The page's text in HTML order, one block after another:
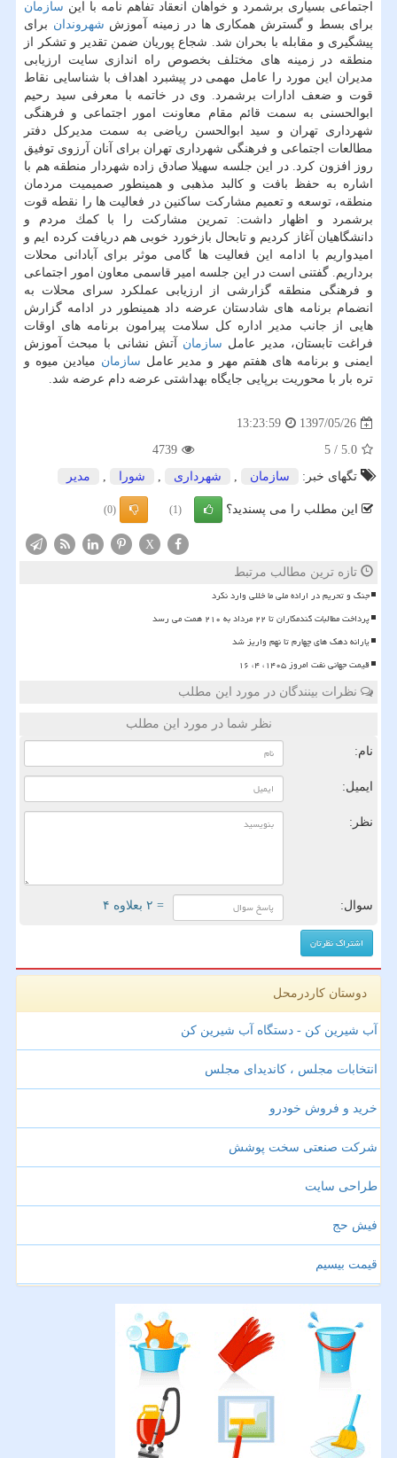
اجتماعی بسیاری برشمرد و خواهان انعقاد تفاهم نامه با این سازمان
برای بسط و گسترش همكاری ها در زمینه آموزش شهروندان برای
پیشگیری و مقابله با بحران شد. شجاع پوریان ضمن تقدیر و تشكر از
منطقه در زمینه های مختلف بخصوص راه اندازی سایت ارزیابی
مدیران این مورد را عامل مهمی در پیشبرد اهداف با شناسایی نقاط
قوت و ضعف ادارات برشمرد. وی در خاتمه با معرفی سید رحیم
ابوالحسنی به سمت قائم مقام معاونت امور اجتماعی و فرهنگی
شهرداری تهران و سید ابوالحسن ریاضی به سمت مدیركل دفتر
مطالعات اجتماعی و فرهنگی شهرداری تهران برای آنان آرزوی توفیق
روز افزون كرد. در این جلسه سهیلا صادق زاده شهردار منطقه هم با
اشاره به حفظ بافت و كالبد مذهبی و همینطور صمیمیت مردمان
منطقه، توسعه و تعمیم مشاركت ساكنین در فعالیت ها را نقطه قوت
برشمرد و اظهار داشت: تمرین مشاركت را با كمك مردم و
دانشگاهیان آغاز كردیم و تابحال بازخورد خوبی هم دریافت كرده ایم و
امیدواریم با ادامه این فعالیت ها گامی موثر برای آبادانی محلات
برداریم. گفتنی است در این جلسه امیر قاسمی معاون امور اجتماعی
و فرهنگی منطقه گزارشی از ارزیابی عملكرد سرای محلات به
انضمام برنامه های شادستان عرضه داد همینطور در ادامه گزارش
هایی از جانب مدیر اداره كل سلامت پیرامون برنامه های اوقات
فراغت تابستان، مدیر عامل سازمان آتش نشانی با مبحث آموزش
ایمنی و برنامه های هفتم مهر و مدیر عامل سازمان میادین میوه و
تره بار با محوریت برپایی جایگاه بهداشتی عرضه دام عرضه شد.
1397/05/26
13:23:59
5.0
/
5
4739
تگهای خبر:
سازمان , شهرداری , شورا , مدیر
این مطلب را می پسندید؟ (1)
(0)
X
تازه ترین مطالب مرتبط
جنگ و تحریم در اراده ملی ما خللی وارد نکرد
پرداخت مطالبات گندمکاران تا ۲۲ مرداد به ۲۱۰ همت می رسد
یارانه دهک های چهارم تا نهم واریز شد
قیمت جهانی نفت امروز ۱۴۰۵، ۴، ۱۶
نظرات بینندگان در مورد این مطلب
نظر شما در مورد این مطلب
نام:
ایمیل:
نظر:
سوال: = ۲ بعلاوه ۴
دوستان کاردرمحل
آب شیرین کن - دستگاه آب شیرین کن
انتخابات مجلس ، کاندیدای مجلس
خرید و فروش خودرو
شرکت صنعتی سخت پوشش
طراحی سایت
فیش حج
قیمت بیسیم